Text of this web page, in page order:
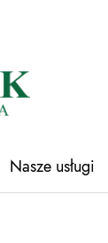
Nasze usługi